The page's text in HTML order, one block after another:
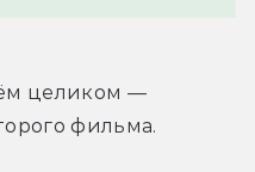
целиком —
фильма.